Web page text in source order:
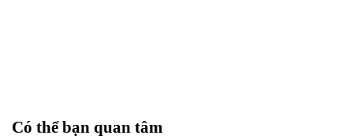
Có thể bạn quan tâm